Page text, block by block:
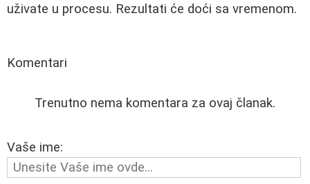
uživate u procesu. Rezultati će doći sa vremenom.
Komentari
Trenutno nema komentara za ovaj članak.
Vaše ime: